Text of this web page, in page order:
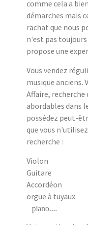
comme cela a
démarches mais
rachat que nous
n'est pas
propose une
Vous vendez
musique anciens.
Affaire, recherche
abordables dans
possédez peut-
que vous
recherche :
Violon
Guitare
Accordéon
orgue à tuyaux
piano....